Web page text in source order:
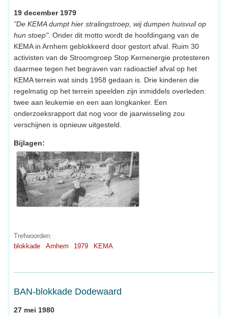
19 december 1979
"De KEMA dumpt hier stralingstroep, wij dumpen huisvuil op
hun stoep". Onder dit motto wordt de hoofdingang van de
KEMA in Arnhem geblokkeerd door gestort afval. Ruim 30
activisten van de Stroomgroep Stop Kernenergie protesteren
daarmee tegen het begraven van radioactief afval op het
KEMA terrein wat sinds 1958 gedaan is. Drie kinderen die
regelmatig op het terrein speelden zijn inmiddels overleden:
twee aan leukemie en een aan longkanker. Een
onderzoeksrapport dat nog voor de jaarwisseling zou
verschijnen is opnieuw uitgesteld.
Bijlagen:
Trefwoorden:
blokkade
Arnhem 1979 KEMA
BAN-blokkade Dodewaard
27 mei 1980